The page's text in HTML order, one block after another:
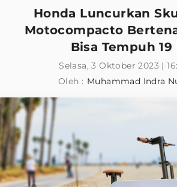
Honda Luncurkan
Motocompacto
Bisa Tempuh 19
Selasa, 3 Oktober 2023 |
Oleh : Muhammad Indra